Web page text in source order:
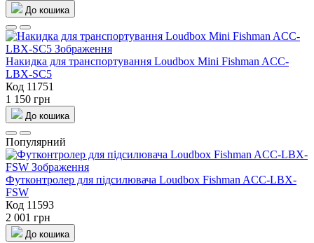
До кошика
Накидка для транспортування Loudbox Mini Fishman ACC-
LBX-SC5
Код 11751
1 150 грн
До кошика
Популярний
Футконтролер для підсилювача Loudbox Fishman ACC-LBX-
FSW
Код 11593
2 001 грн
До кошика